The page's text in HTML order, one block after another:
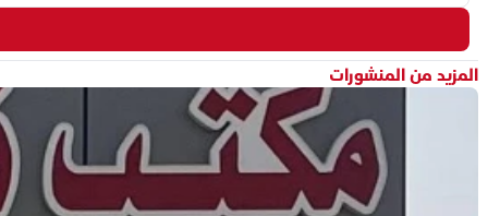
المزيد من المنشورات